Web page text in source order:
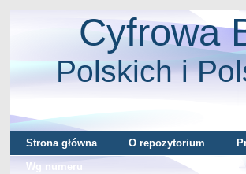
Cyfrowa
Polskich i
Strona główna O repozytorium
Wg numeru